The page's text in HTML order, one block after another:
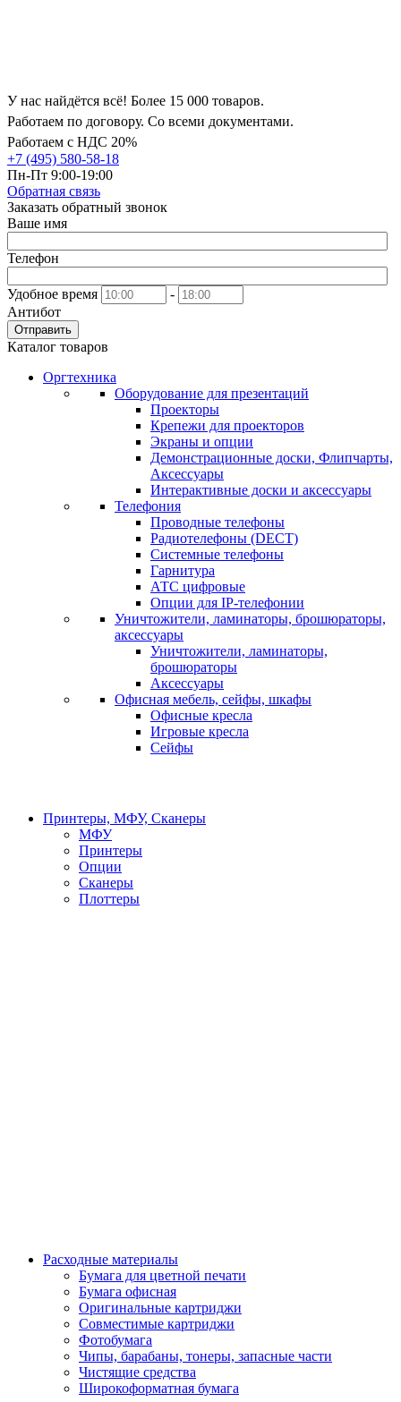
У нас найдётся всё! Более 15 000 товаров.
Работаем по договору. Со всеми документами.
Работаем с НДС 20%
+7 (495) 580-58-18
Пн-Пт 9:00-19:00
Обратная связь
Заказать обратный звонок
Ваше имя
Телефон
Удобное время
-
Антибот
Отправить
Каталог товаров
Оргтехника
Оборудование для презентаций
Проекторы
Крепежи для проекторов
Экраны и опции
Демонстрационные доски, Флипчарты,
Аксессуары
Интерактивные доски и аксессуары
Телефония
Проводные телефоны
Радиотелефоны (DECT)
Системные телефоны
Гарнитура
АТС цифровые
Опции для IP-телефонии
Уничтожители, ламинаторы, брошюраторы,
аксессуары
Уничтожители, ламинаторы,
брошюраторы
Аксессуары
Офисная мебель, сейфы, шкафы
Офисные кресла
Игровые кресла
Сейфы
Принтеры, МФУ, Сканеры
МФУ
Принтеры
Опции
Сканеры
Плоттеры
Расходные материалы
Бумага для цветной печати
Бумага офисная
Оригинальные картриджи
Совместимые картриджи
Фотобумага
Чипы, барабаны, тонеры, запасные части
Чистящие средства
Широкоформатная бумага